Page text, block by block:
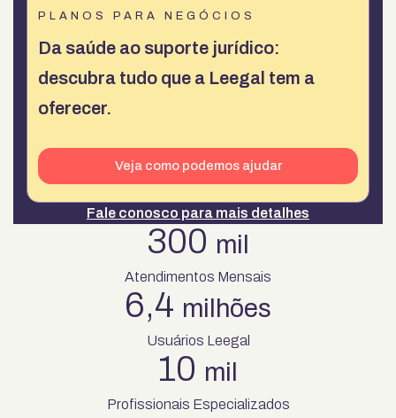
PLANOS PARA NEGÓCIOS
Da saúde ao suporte jurídico:
descubra tudo que a Leegal tem a
oferecer.
Veja como podemos ajudar
Fale conosco para mais detalhes
300 mil
Atendimentos Mensais
6,4 milhões
Usuários Leegal
10 mil
Profissionais Especializados